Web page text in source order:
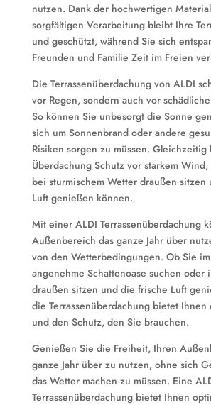
nutzen. Dank der hochwertigen
sorgfältigen Verarbeitung bleibt Ihre
und geschützt, während Sie sich
Freunden und Familie Zeit im Freien
Die Terrassenüberdachung von ALDI
vor Regen, sondern auch vor
So können Sie unbesorgt die Sonne
sich um Sonnenbrand oder andere
Risiken sorgen zu müssen.
Überdachung Schutz vor starkem Wind,
bei stürmischem Wetter draußen sitzen
Luft genießen können.
Mit einer ALDI Terrassenüberdachung
Außenbereich das ganze Jahr über
von den Wetterbedingungen. Ob Sie
angenehme Schattenoase suchen oder
draußen sitzen und die frische Luft
die Terrassenüberdachung bietet
und den Schutz, den Sie brauchen.
Genießen Sie die Freiheit, Ihren
ganze Jahr über zu nutzen, ohne sich
das Wetter machen zu müssen. Eine
Terrassenüberdachung bietet Ihnen